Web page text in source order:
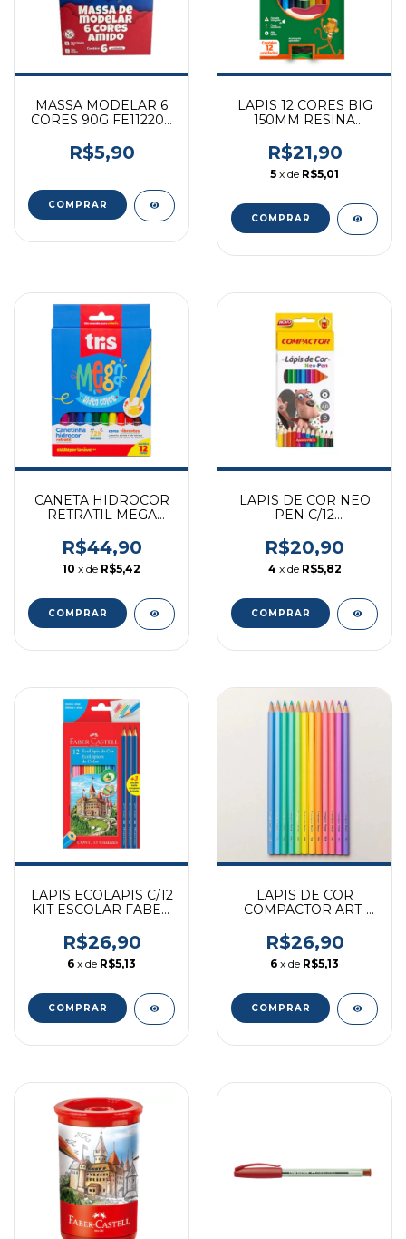
MASSA MODELAR 6
CORES 90G FE112200
R$5,90
LAPIS 12 CORES BIG
150MM RESINA
APONTADOR
LEOELEO REF 4194
R$21,90
5 x de R$5,01
CANETA HIDROCOR
RETRATIL MEGA
CORES REF 687063
R$44,90
10 x de R$5,42
LAPIS DE COR NEO
PEN C/12
R$20,90
4 x de R$5,82
LAPIS ECOLAPIS C/12
KIT ESCOLAR FABER
R$26,90
6 x de R$5,13
LAPIS DE COR
COMPACTOR ART-
R$26,90
6 x de R$5,13